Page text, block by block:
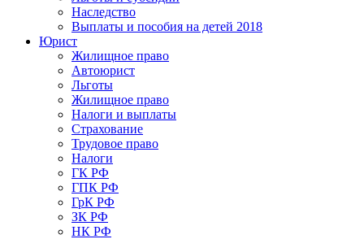
Наследство
Выплаты и пособия на детей 2018
Юрист
Жилищное право
Автоюрист
Льготы
Жилищное право
Налоги и выплаты
Страхование
Трудовое право
Налоги
ГК РФ
ГПК РФ
ГрК РФ
ЗК РФ
НК РФ